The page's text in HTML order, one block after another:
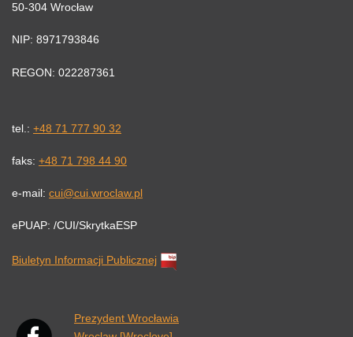
50-304 Wrocław
NIP: 8971793846
REGON: 022287361
tel.: +48 71 777 90 32
faks: +48 71 798 44 90
e-mail: cui@cui.wroclaw.pl
ePUAP: /CUI/SkrytkaESP
Biuletyn Informacji Publicznej
Prezydent Wrocławia